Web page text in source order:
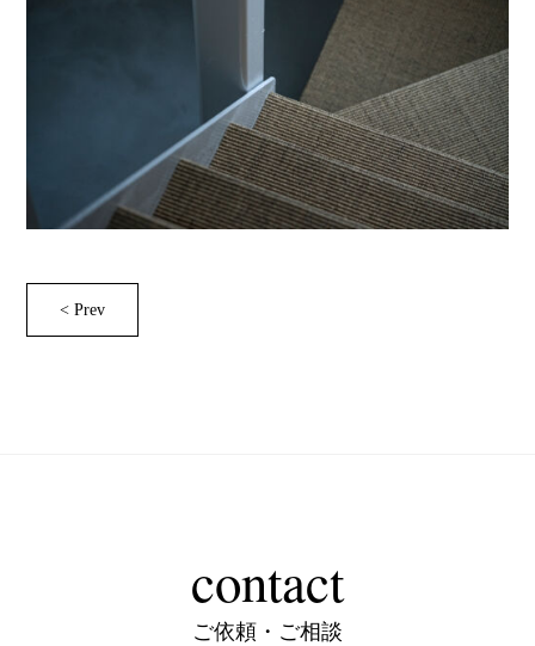
< Prev
contact
ご依頼・ご相談